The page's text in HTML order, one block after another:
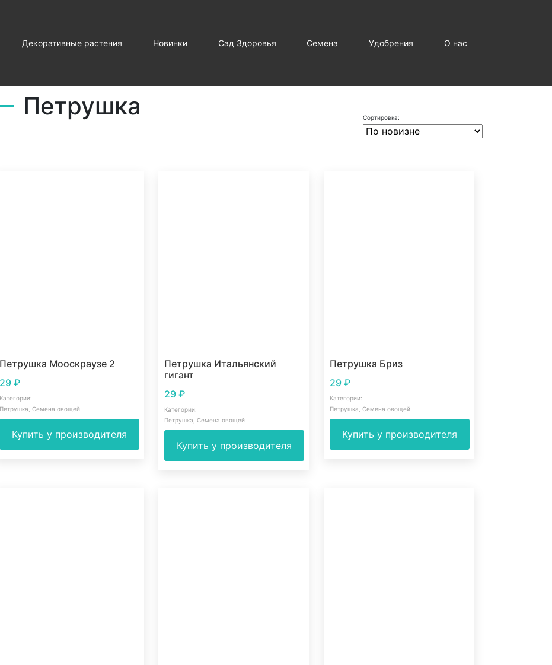
Декоративные растения Новинки Сад Здоровья Семена Удобрения О нас
Петрушка
Петрушка Мооскраузе 2
29 ₽
Категории:
Петрушка Семена овощей
Купить у производителя
Петрушка Итальянский
гигант
29₽
Категории:
Петрушка ,Семена овощей
Купить у производителя
Петрушка Бриз
29 ₽
Категории:
Петрушка Семена овощей
Купить у производителя